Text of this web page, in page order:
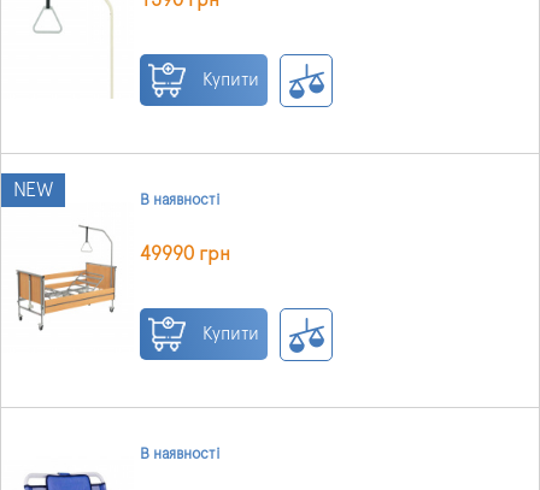
Купити
NEW В наявності
49990 грн
Купити
В наявності